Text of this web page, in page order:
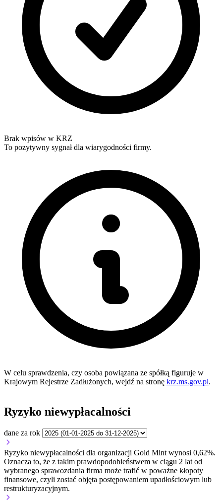
Brak wpisów w KRZ
To pozytywny sygnał dla wiarygodności firmy.
W celu sprawdzenia, czy osoba powiązana ze spółką figuruje w
Krajowym Rejestrze Zadłużonych, wejdź na stronę krz.ms.gov.pl.
Ryzyko niewypłacalności
dane za rok
Ryzyko niewypłacalności dla organizacji Gold Mint wynosi 0,62%.
Oznacza to, że z takim prawdopodobieństwem w ciągu 2 lat od
wybranego sprawozdania firma może trafić w poważne kłopoty
finansowe, czyli zostać objęta postępowaniem upadłościowym lub
restrukturyzacyjnym.